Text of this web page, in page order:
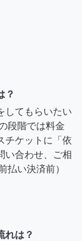
？
してもらいたい
段階では料金
チケットに「依
い合わせ、ご相
払い決済前）
れは？